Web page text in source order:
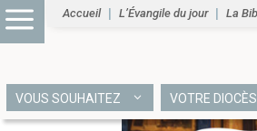
Accueil L’Évangile du jour La
VOUS SOUHAITEZ VOTRE